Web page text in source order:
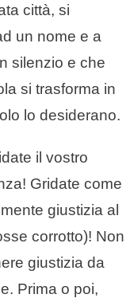
città, si
un nome e a
silenzio e che
si trasforma in
lo desiderano.
il vostro
Gridate come
giustizia al
corrotto)! Non
giustizia da
Prima o poi,